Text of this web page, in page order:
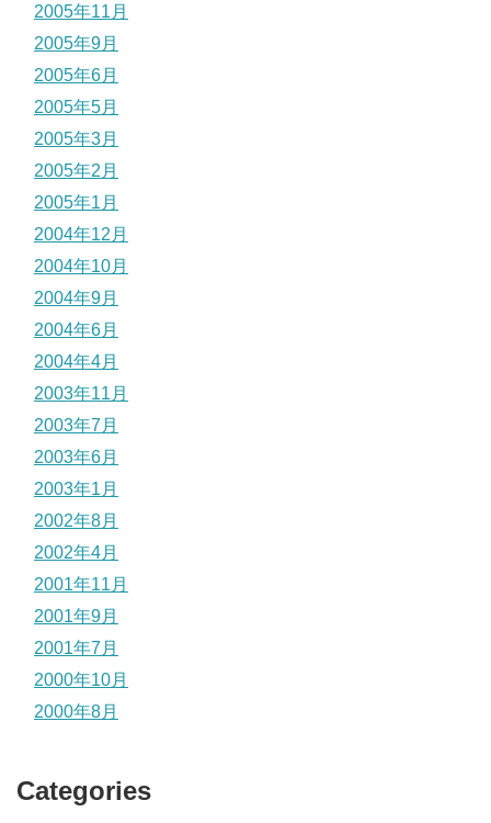
2005年11月
2005年9月
2005年6月
2005年5月
2005年3月
2005年2月
2005年1月
2004年12月
2004年10月
2004年9月
2004年6月
2004年4月
2003年11月
2003年7月
2003年6月
2003年1月
2002年8月
2002年4月
2001年11月
2001年9月
2001年7月
2000年10月
2000年8月
Categories